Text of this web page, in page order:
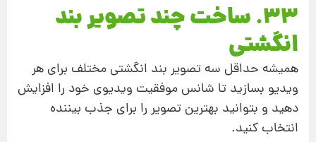
33. ساخت چند تصویر بند
انگشتی
همیشه حداقل سه تصویر بند انگشتی مختلف برای هر
ویدیو بسازید تا شانس موفقیت ویدیوی خود را افزایش
دهید و بتوانید بهترین تصویر را برای جذب بیننده
انتخاب کنید.